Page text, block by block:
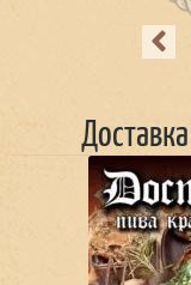
Previous